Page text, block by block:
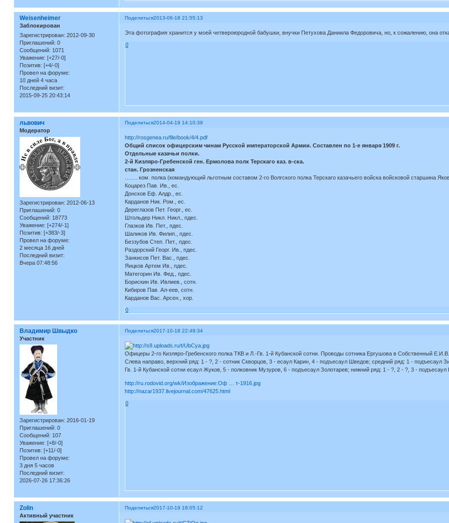
Поделиться2013-06-18 21:55:13
Weisenheimer
Заблокирован
Зарегистрирован: 2012-09-30
Приглашений: 0
Сообщений: 1071
Уважение: [+27/-0]
Позитив: [+4/-0]
Провел на форуме:
10 дней 4 часа
Последний визит:
2015-09-25 20:43:14
Эта фотография хранится у моей четвероюродной бабушки, внучки Петухова Даниила Федоровича, но, к сожалению, она
0
Поделиться2014-04-19 14:10:39
львович
Модератор
Зарегистрирован: 2012-06-13
Приглашений: 0
Сообщений: 18773
Уважение: [+274/-1]
Позитив: [+383/-3]
Провел на форуме:
2 месяца 16 дней
Последний визит:
Вчера 07:48:56
http://rosgenea.ru/file/book/4/4.pdf
Общий список офицерским чинам Русской императорской Армии. Составлен по 1-е января 1909 г.
Отдельные казачьи полки.
2-й Кизляро-Гребенской ген. Ермолова полк Терскаго каз. в-ска.
стан. Грозненская
……. ком. полка (командующий льготным составом 2-го Волгского полка Терскаго казачьего войска войсковой старшина
Коцарез Пав. Ив., ес.
Донсков Еф. Алдр., ес.
Карданов Ник. Ром., ес.
Дереглазов Пет. Георг., ес.
Штольдер Никл. Никл., пдес.
Глазков Ив. Пет., пдес.
Шаликов Ив. Филип., пдес.
Беззубов Степ. Пет., пдес.
Раздорский Георг. Ив., пдес.
Занкисов Пет. Вас., пдес.
Яицков Артем Ив., пдес.
Матегорин Ив. Фед., пдес.
Борискин Ив. Ивлиев., сотн.
Кибиров Пав. Ал-еев, сотн.
Карданов Вас. Арсен., хор.
0
Поделиться2017-10-18 22:49:34
Владимир Швыдко
Участник
Зарегистрирован: 2016-01-19
Приглашений: 0
Сообщений: 107
Уважение: [+8/-0]
Позитив: [+11/-0]
Провел на форуме:
3 дня 5 часов
Последний визит:
2026-07-26 17:36:26
Офицеры 2-го Кизляро-Гребенского полка ТКВ и Л.-Гв. 1-й Кубанской сотни. Проводы сотника Ергушова в Собственный
Слева направо, верхний ряд: 1 - ?, 2 - сотник Скворцов, 3 - есаул Карин, 4 - подъесаул Шведов; средний ряд: 1 - подъесаул
Гв. 1-й Кубанской сотни есаул Жуков, 5 - полковник Музуров, 6 - подъесаул Золотарев; нижний ряд: 1 - ?, 2 - ?, 3 -
http://ru.rodovid.org/wk/Изображение:Оф … т-1916.jpg
http://nazar1937.livejournal.com/47625.html
0
Поделиться2017-10-19 18:05:12
Zolin
Активный участник